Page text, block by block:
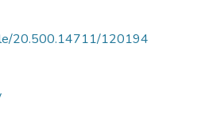
20.500.14711/120194